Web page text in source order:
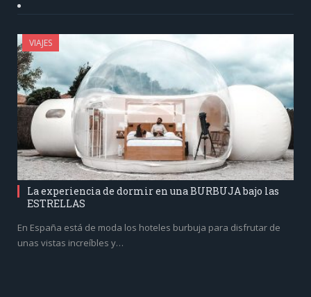
VIAJES
La experiencia de dormir en una BURBUJA bajo las
ESTRELLAS
En España está de moda los hoteles burbuja para disfrutar de
unas vistas increíbles y…